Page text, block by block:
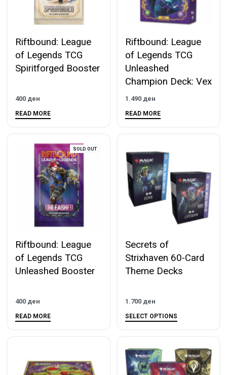
Riftbound: League
of Legends TCG
Spiritforged Booster
400 ден
READ MORE
Riftbound: League
of Legends TCG
Unleashed
Champion Deck: Vex
1.490 ден
READ MORE
SOLD OUT
Riftbound: League
of Legends TCG
Unleashed Booster
400 ден
READ MORE
Secrets of
Strixhaven 60-Card
Theme Decks
1.700 ден
SELECT OPTIONS